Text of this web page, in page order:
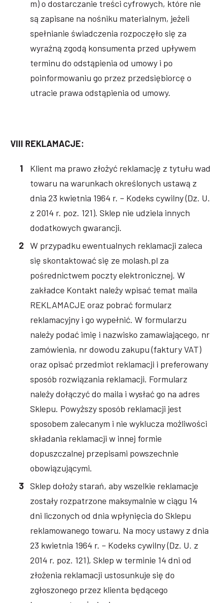
m) o dostarczanie treści cyfrowych, które nie
są zapisane na nośniku materialnym, jeżeli
spełnianie świadczenia rozpoczęło się za
wyraźną zgodą konsumenta przed upływem
terminu do odstąpienia od umowy i po
poinformowaniu go przez przedsiębiorcę o
utracie prawa odstąpienia od umowy.
VIII REKLAMACJE:
Klient ma prawo złożyć reklamację z tytułu wad
towaru na warunkach określonych ustawą z
dnia 23 kwietnia 1964 r. – Kodeks cywilny (Dz. U.
z 2014 r. poz. 121). Sklep nie udziela innych
dodatkowych gwarancji.
W przypadku ewentualnych reklamacji zaleca
się skontaktować się ze molash.pl za
pośrednictwem poczty elektronicznej. W
zakładce Kontakt należy wpisać temat maila
REKLAMACJE oraz pobrać formularz
reklamacyjny i go wypełnić. W formularzu
należy podać imię i nazwisko zamawiającego, nr
zamówienia, nr dowodu zakupu (faktury VAT)
oraz opisać przedmiot reklamacji i preferowany
sposób rozwiązania reklamacji. Formularz
należy dołączyć do maila i wysłać go na adres
Sklepu. Powyższy sposób reklamacji jest
sposobem zalecanym i nie wyklucza możliwości
składania reklamacji w innej formie
dopuszczalnej przepisami powszechnie
obowiązującymi.
Sklep dołoży starań, aby wszelkie reklamacje
zostały rozpatrzone maksymalnie w ciągu 14
dni liczonych od dnia wpłynięcia do Sklepu
reklamowanego towaru. Na mocy ustawy z dnia
23 kwietnia 1964 r. – Kodeks cywilny (Dz. U. z
2014 r. poz. 121), Sklep w terminie 14 dni od
złożenia reklamacji ustosunkuje się do
zgłoszonego przez klienta będącego